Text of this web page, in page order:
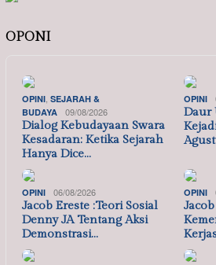
OPONI
OPINI SEJARAH &
BUDAYA
09/08/2026
Dialog Kebudayaan Swara
Kesadaran: Ketika Sejarah
Hanya Dice…
OPINI
Daur
OPINI 06/08/2026
Jacob Ereste :Teori Sosial
Denny JA Tentang Aksi
Demonstrasi…
OPINI